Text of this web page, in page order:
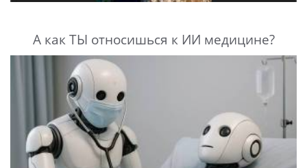
А как ТЫ относишься к ИИ медицине?